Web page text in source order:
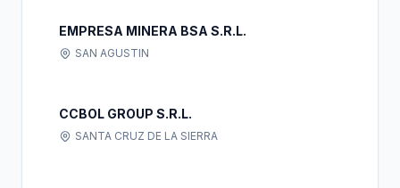
EMPRESA MINERA BSA S.R.L.
SAN AGUSTIN
CCBOL GROUP S.R.L.
SANTA CRUZ DE LA SIERRA